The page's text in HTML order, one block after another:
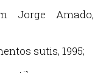
Jorge Amado,
sutis, 1995;